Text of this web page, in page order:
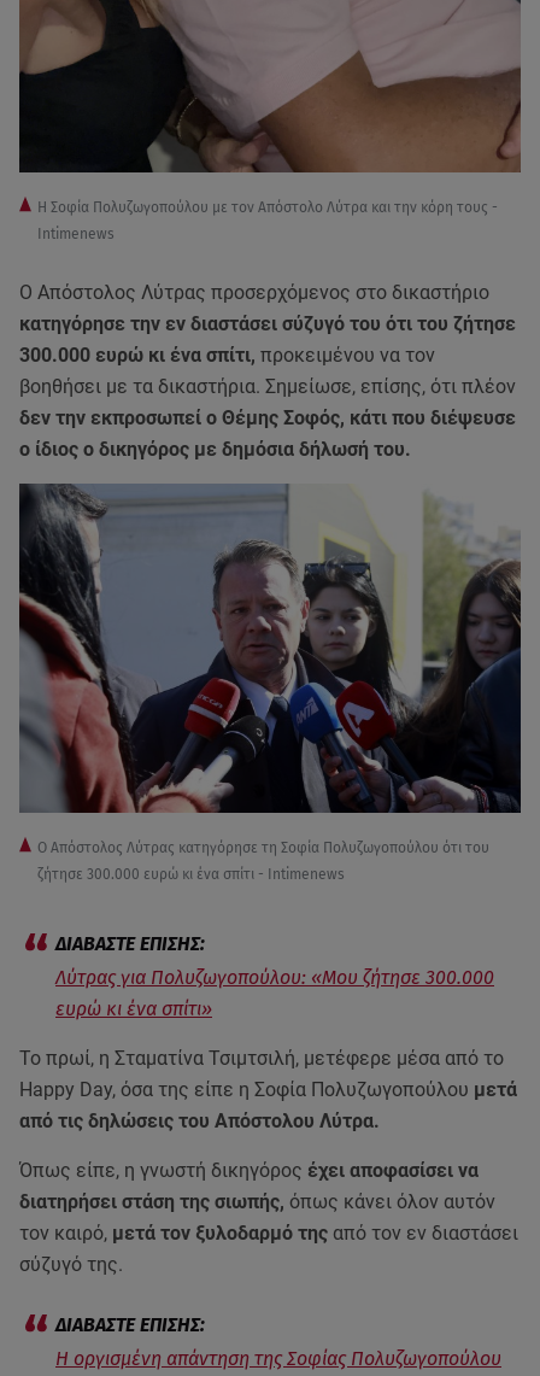
H Σοφία Πολυζωγοπούλου με τον Απόστολο Λύτρα και την κόρη τους -
Intimenews
Ο Απόστολος Λύτρας προσερχόμενος στο δικαστήριο
κατηγόρησε την εν διαστάσει σύζυγό του ότι του ζήτησε
300.000 ευρώ κι ένα σπίτι, προκειμένου να τον
βοηθήσει με τα δικαστήρια. Σημείωσε, επίσης, ότι πλέον
δεν την εκπροσωπεί ο Θέμης Σοφός, κάτι που διέψευσε
ο ίδιος ο δικηγόρος με δημόσια δήλωσή του.
Ο Απόστολος Λύτρας κατηγόρησε τη Σοφία Πολυζωγοπούλου ότι του
ζήτησε 300.000 ευρώ κι ένα σπίτι - Intimenews
Λύτρας για Πολυζωγοπούλου: «Μου ζήτησε 300.000
ευρώ κι ένα σπίτι»
Το πρωί, η Σταματίνα Τσιμτσιλή, μετέφερε μέσα από το
Happy Day, όσα της είπε η Σοφία Πολυζωγοπούλου μετά
από τις δηλώσεις του Απόστολου Λύτρα.
Όπως είπε, η γνωστή δικηγόρος έχει αποφασίσει να
διατηρήσει στάση της σιωπής, όπως κάνει όλον αυτόν
τον καιρό, μετά τον ξυλοδαρμό της από τον εν διαστάσει
σύζυγό της.
Η οργισμένη απάντηση της Σοφίας Πολυζωγοπούλου